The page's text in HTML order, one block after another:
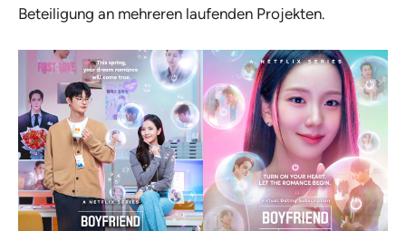
Beteiligung an mehreren laufenden Projekten.